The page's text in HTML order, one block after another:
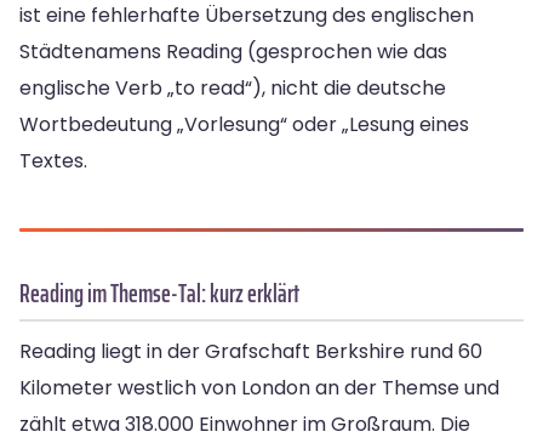
ist eine fehlerhafte Übersetzung des englischen
Städtenamens Reading (gesprochen wie das
englische Verb „to read“), nicht die deutsche
Wortbedeutung „Vorlesung“ oder „Lesung eines
Textes.
Reading im Themse-Tal: kurz erklärt
Reading liegt in der Grafschaft Berkshire rund 60
Kilometer westlich von London an der Themse und
zählt etwa 318.000 Einwohner im Großraum. Die